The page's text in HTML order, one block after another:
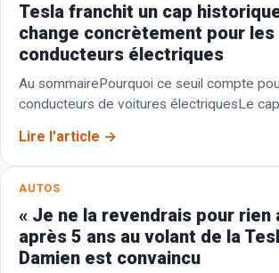
Tesla franchit un cap
change concrètement pour les
conducteurs électriques
Au sommairePourquoi ce seuil compte
conducteurs de voitures électriquesLe
changement peut…
Lire l'article
AUTOS
« Je ne la revendrais pour rien
après 5 ans au volant de la
Damien est convaincu